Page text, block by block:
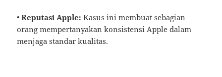
•Reputasi Apple: Kasus ini membuat sebagian
orang mempertanyakan konsistensi Apple dalam
menjaga standar kualitas.